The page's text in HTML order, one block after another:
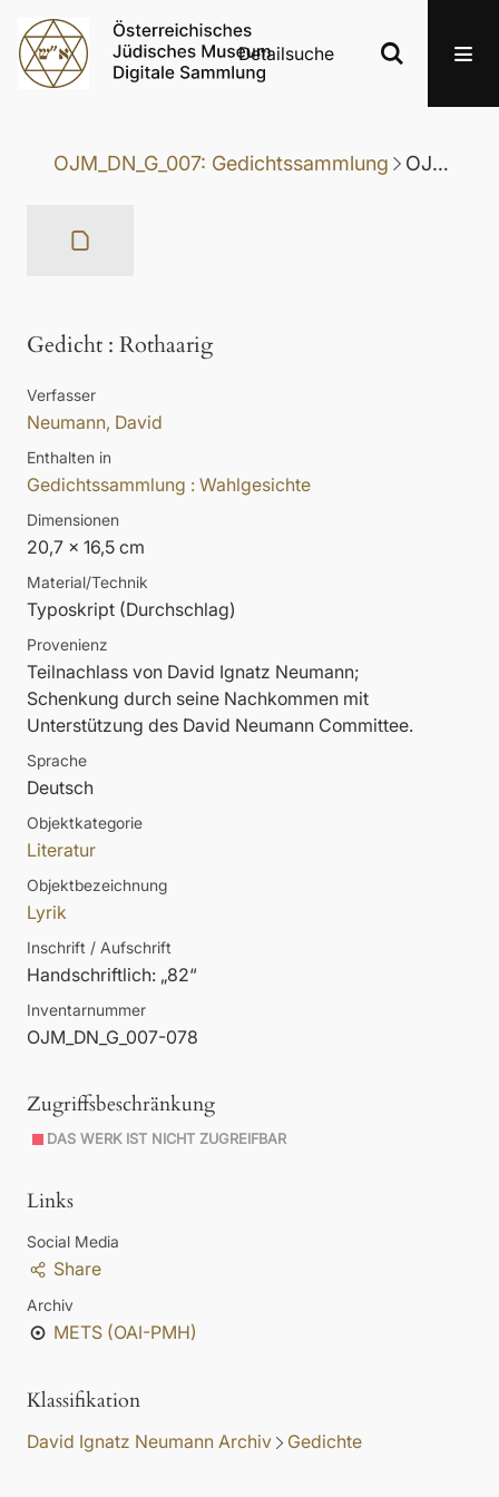
Detailsuche
OJM_DN_G_007: Gedichtssammlung OJM_DN_G_007-078: Gedicht
Gedicht : Rothaarig
Verfasser
Neumann, David
Enthalten in
Gedichtssammlung : Wahlgesichte
Dimensionen
20,7 x 16,5 cm
Material/Technik
Typoskript (Durchschlag)
Provenienz
Teilnachlass von David Ignatz Neumann;
Schenkung durch seine Nachkommen mit
Unterstützung des David Neumann Committee.
Sprache
Deutsch
Objektkategorie
Literatur
Objektbezeichnung
Lyrik
Inschrift / Aufschrift
Handschriftlich: „82“
Inventarnummer
OJM_DN_G_007-078
Zugriffsbeschränkung
DAS WERK IST NICHT ZUGREIFBAR
Links
Social Media
Share
Archiv
METS (OAI-PMH)
Klassifikation
David Ignatz Neumann Archiv Gedichte